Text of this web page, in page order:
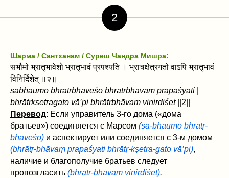
2
Шарма / Сантханам / Суреш Чандра Мишра:
सभौमो भ्रातृभावेशो भ्रातृभावं प्रपश्यति । भ्रात्र्क्षेत्रगतो वाऽपि भ्रातृभावं
विनिर्दिशेत्‌ ॥२॥
sabhaumo bhrātṛbhāveśo bhrātṛbhāvaṃ prapaśyati
bhrātrkṣetragato vā’pi bhrātṛbhāvaṃ vinirdiśet‌
||2||
Перевод: Если управитель 3-го дома («дома
братьев») соединяется с Марсом (sa-bhaumo bhrātṛ-
bhāveśo) и аспектирует или соединяется с 3-м домом
(bhrātṛ-bhāvaṃ prapaśyati bhrātṛ-kṣetra-gato vā’pi),
наличие и благополучие братьев следует
провозгласить (bhrātṛ-bhāvaṃ vinirdiśet‌).